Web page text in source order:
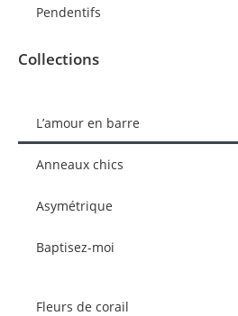
Pendentifs
Collections
L’amour en barre
Anneaux chics
Asymétrique
Baptisez-moi
Fleurs de corail